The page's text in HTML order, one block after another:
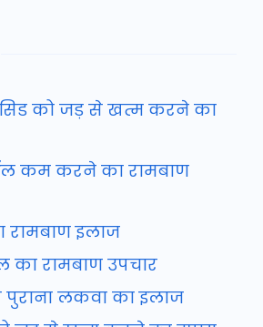
को जड़ से खत्म करने का
कम करने का रामबाण
रामबाण इलाज
का रामबाण उपचार
पुराना लकवा का इलाज